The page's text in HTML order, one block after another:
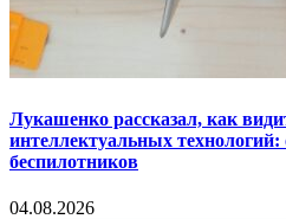
Лукашенко рассказал, как
интеллектуальных технологий:
беспилотников
04.08.2026